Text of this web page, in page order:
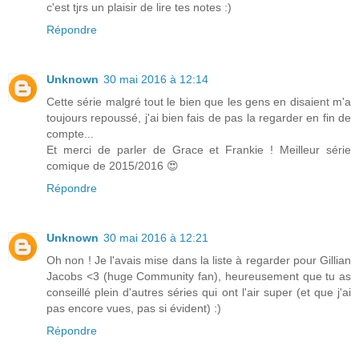
c'est tjrs un plaisir de lire tes notes :)
Répondre
Unknown 30 mai 2016 à 12:14
Cette série malgré tout le bien que les gens en disaient m'a
toujours repoussé, j'ai bien fais de pas la regarder en fin de
compte...
Et merci de parler de Grace et Frankie ! Meilleur série
comique de 2015/2016 😍
Répondre
Unknown 30 mai 2016 à 12:21
Oh non ! Je l'avais mise dans la liste à regarder pour Gillian
Jacobs <3 (huge Community fan), heureusement que tu as
conseillé plein d'autres séries qui ont l'air super (et que j'ai
pas encore vues, pas si évident) :)
Répondre